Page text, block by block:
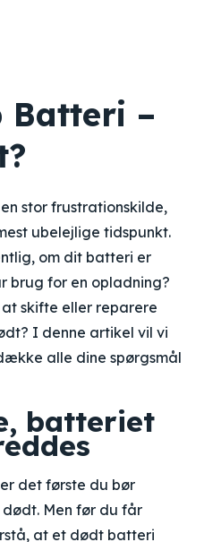
Batteri –
stor frustrationskilde,
ubelejlige tidspunkt.
om dit batteri er
brug for en opladning?
skifte eller reparere
I denne artikel vil vi
alle dine spørgsmål
batteriet
det første du bør
Men før du får
at et dødt batteri